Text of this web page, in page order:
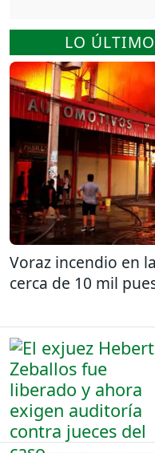
LO
Voraz incendio en
cerca de 10 mil